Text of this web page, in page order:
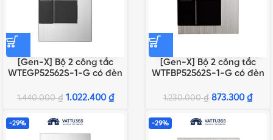
[Gen-X] Bộ 2 công tắc
WTEGP52562S-1-G có đèn
1.440.000₫ 1.022.400 ₫
[Gen-X] Bộ 2 công tắc
WTFBP52562S-1-G có đèn
1.230.000₫ 873.300 ₫
-29% -29%